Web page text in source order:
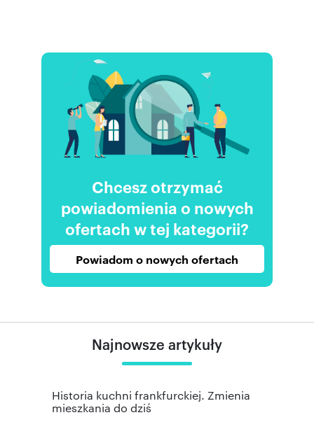
Chcesz otrzymać
powiadomienia o nowych
ofertach w tej kategorii?
Powiadom o nowych ofertach
Najnowsze artykuły
Historia kuchni frankfurckiej. Zmienia
mieszkania do dziś